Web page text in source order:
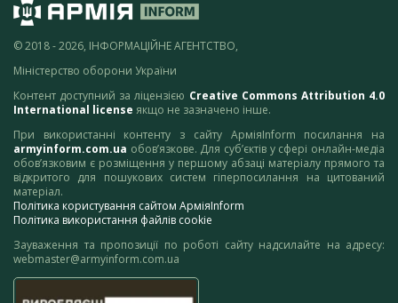
© 2018 - 2026, ІНФОРМАЦІЙНЕ АГЕНТСТВО,
Міністерство оборони України
Контент доступний за ліцензією Creative Commons Attribution 4.0
International license якщо не зазначено інше.
При використанні контенту з сайту АрміяInform посилання на
armyinform.com.ua обов’язкове. Для суб’єктів у сфері онлайн-медіа
обов’язковим є розміщення у першому абзаці матеріалу прямого та
відкритого для пошукових систем гіперпосилання на цитований
матеріал.
Політика користування сайтом АрміяInform
Політика використання файлів cookie
Зауваження та пропозиції по роботі сайту надсилайте на адресу:
webmaster@armyinform.com.ua